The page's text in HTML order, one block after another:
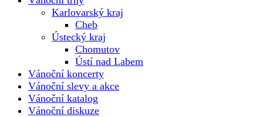
Karlovarský kraj
Cheb
Ústecký kraj
Chomutov
Ústí nad Labem
Vánoční koncerty
Vánoční slevy a akce
Vánoční katalog
Vánoční diskuze